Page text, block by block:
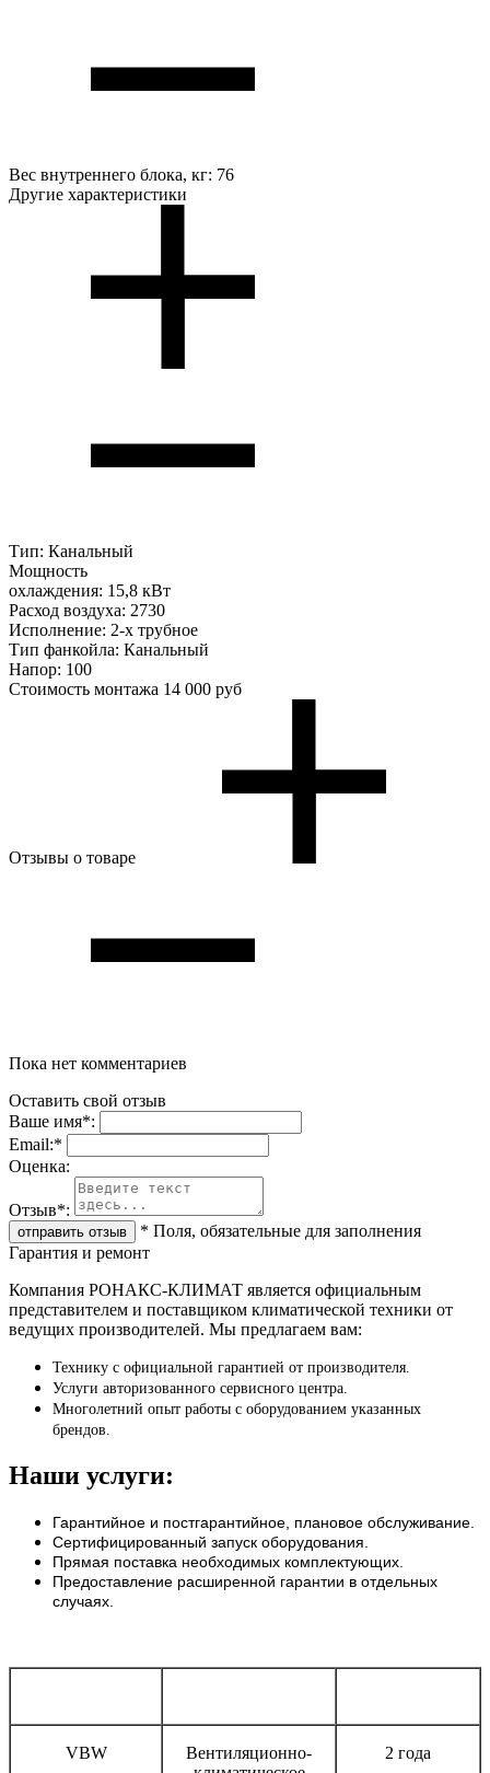
Вес внутреннего блока, кг: 76
Другие характеристики
Тип: Канальный
Мощность
охлаждения: 15,8 кВт
Расход воздуха: 2730
Исполнение: 2-х трубное
Тип фанкойла: Канальный
Напор: 100
Стоимость монтажа 14 000 руб
Отзывы о товаре
Пока нет комментариев
Оставить свой отзыв
Ваше имя*:
Email:*
Oценка:
Отзыв*:
* Поля, обязательные для заполнения
Гарантия и ремонт
Компания РОНАКС-КЛИМАТ является официальным
представителем и поставщиком климатической техники от
ведущих производителей. Мы предлагаем вам:
Технику с официальной гарантией от производителя.
Услуги авторизованного сервисного центра.
Многолетний опыт работы с оборудованием указанных
брендов.
Наши услуги:
Гарантийное и постгарантийное, плановое обслуживание.
Сертифицированный запуск оборудования.
Прямая поставка необходимых комплектующих.
Предоставление расширенной гарантии в отдельных
случаях.
VBW
Вентиляционно-
2 года